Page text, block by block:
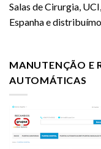
Salas de Cirurgia,
Espanha e
MANUTENÇÃO E
AUTOMÁTICAS